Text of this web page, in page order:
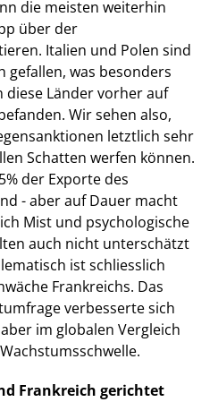
die meisten weiterhin
über der
Italien und Polen sind
gefallen, was besonders
diese Länder vorher auf
Wir sehen also,
letztlich sehr
Schatten werfen können.
der Exporte des
- aber auf Dauer macht
Mist und psychologische
auch nicht unterschätzt
ist schliesslich
Frankreichs. Das
verbesserte sich
im globalen Vergleich
Frankreich gerichtet